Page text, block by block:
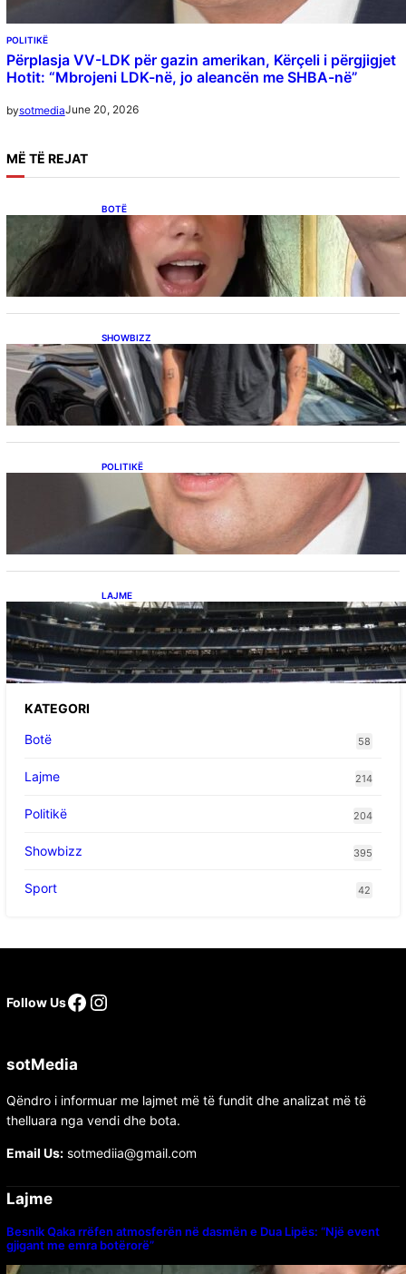
POLITIKË
Përplasja VV-LDK për gazin amerikan, Kërçeli i përgjigjet
Hotit: “Mbrojeni LDK-në, jo aleancën me SHBA-në”
bysotmediaJune 20, 2026
MË TË REJAT
BOTË
Besnik Qaka rrëfen atmosferën në dasmën e
Dua Lipës: “Një event gjigant me emra
botërorë”
SHOWBIZZ
Ish-banori i Big Brother VIP Kosova, Eduart
Kuqi ua mbyll gojën kritikëve, publikon
dëshmi për supermakinën luksoze
POLITIKË
Përplasja VV-LDK për gazin amerikan,
Kërçeli i përgjigjet Hotit: “Mbrojeni LDK-në, jo
aleancën me SHBA-në”
LAJME
Ish-mesfushori i Real Madridit dhe
Argjentinës,shtrohet urgjentisht në spital pas
problemeve me zemrën, mungon në ndeshjet
e ardhshme
KATEGORI
Botë
58
Lajme 214
Politikë 204
Showbizz 395
Sport 42
Follow Us
sotMedia
Qëndro i informuar me lajmet më të fundit dhe analizat më të
thelluara nga vendi dhe bota.
Email Us:sotmediia@gmail.com
Lajme
Besnik Qaka rrëfen atmosferën në dasmën e Dua Lipës: “Një event
gjigant me emra botërorë”